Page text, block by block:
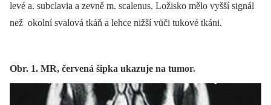
levé a. subclavia a zevně m. scalenus. Ložisko mělo vyšší signál
než okolní svalová tkáň a lehce nižší vůči tukové tkáni.
Obr. 1. MR, červená šipka ukazuje na tumor.